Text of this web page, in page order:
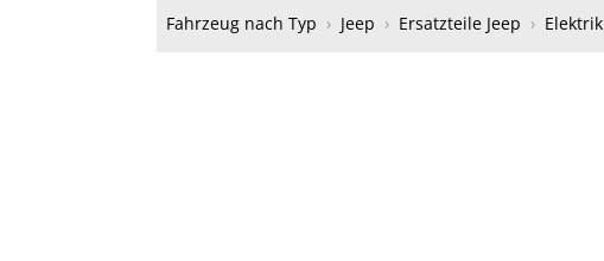
Fahrzeug nach Typ › Jeep › Ersatzteile Jeep › Elektrik